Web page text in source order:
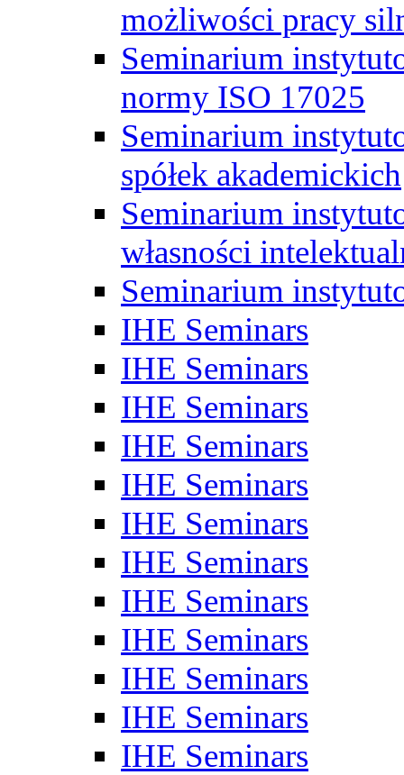
możliwości pracy
Seminarium
normy ISO 17025
Seminarium
spółek akademickich
Seminarium
własności
Seminarium
IHE Seminars
IHE Seminars
IHE Seminars
IHE Seminars
IHE Seminars
IHE Seminars
IHE Seminars
IHE Seminars
IHE Seminars
IHE Seminars
IHE Seminars
IHE Seminars